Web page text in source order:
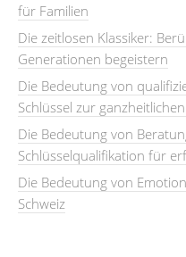
für Familien
Die zeitlosen Klassiker:
Generationen begeistern
Die Bedeutung von
Schlüssel zur
Die Bedeutung von
Schlüsselqualifikation für
Die Bedeutung von
Schweiz